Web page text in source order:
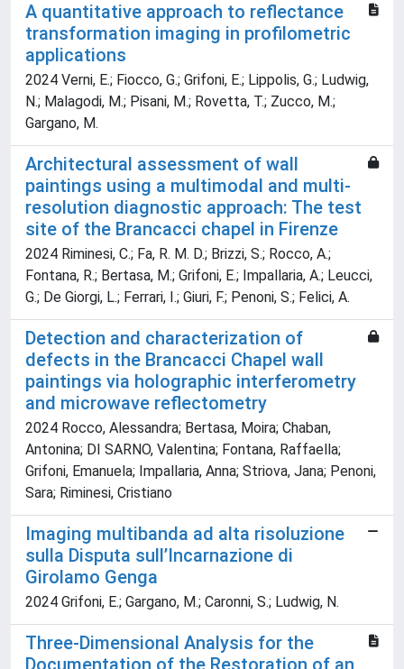
A quantitative approach to reflectance
transformation imaging in profilometric
applications
2024 Verni, E.; Fiocco, G.; Grifoni, E.; Lippolis, G.; Ludwig,
N.; Malagodi, M.; Pisani, M.; Rovetta, T.; Zucco, M.;
Gargano, M.
Architectural assessment of wall
paintings using a multimodal and multi-
resolution diagnostic approach: The test
site of the Brancacci chapel in Firenze
2024 Riminesi, C.; Fa, R. M. D.; Brizzi, S.; Rocco, A.;
Fontana, R.; Bertasa, M.; Grifoni, E.; Impallaria, A.; Leucci,
G.; De Giorgi, L.; Ferrari, I.; Giuri, F.; Penoni, S.; Felici, A.
Detection and characterization of
defects in the Brancacci Chapel wall
paintings via holographic interferometry
and microwave reflectometry
2024 Rocco, Alessandra; Bertasa, Moira; Chaban,
Antonina; DI SARNO, Valentina; Fontana, Raffaella;
Grifoni, Emanuela; Impallaria, Anna; Striova, Jana; Penoni,
Sara; Riminesi, Cristiano
Imaging multibanda ad alta risoluzione
sulla Disputa sull’Incarnazione di
Girolamo Genga
2024 Grifoni, E.; Gargano, M.; Caronni, S.; Ludwig, N.
Three-Dimensional Analysis for the